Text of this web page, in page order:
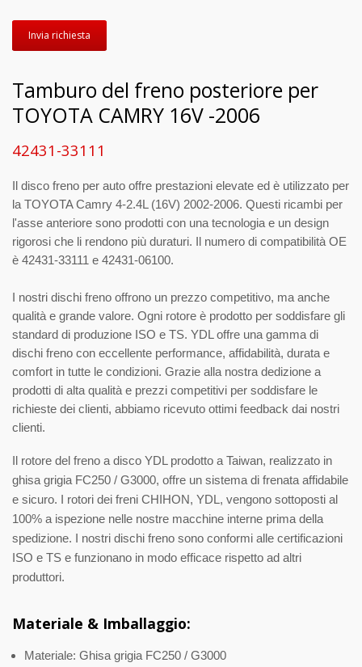
Invia richiesta
Tamburo del freno posteriore per
TOYOTA CAMRY 16V -2006
42431-33111
Il disco freno per auto offre prestazioni elevate ed è utilizzato per
la TOYOTA Camry 4-2.4L (16V) 2002-2006. Questi ricambi per
l'asse anteriore sono prodotti con una tecnologia e un design
rigorosi che li rendono più duraturi. Il numero di compatibilità OE
è 42431-33111 e 42431-06100.
I nostri dischi freno offrono un prezzo competitivo, ma anche
qualità e grande valore. Ogni rotore è prodotto per soddisfare gli
standard di produzione ISO e TS. YDL offre una gamma di
dischi freno con eccellente performance, affidabilità, durata e
comfort in tutte le condizioni. Grazie alla nostra dedizione a
prodotti di alta qualità e prezzi competitivi per soddisfare le
richieste dei clienti, abbiamo ricevuto ottimi feedback dai nostri
clienti.
Il rotore del freno a disco YDL prodotto a Taiwan, realizzato in
ghisa grigia FC250 / G3000, offre un sistema di frenata affidabile
e sicuro. I rotori dei freni CHIHON, YDL, vengono sottoposti al
100% a ispezione nelle nostre macchine interne prima della
spedizione. I nostri dischi freno sono conformi alle certificazioni
ISO e TS e funzionano in modo efficace rispetto ad altri
produttori.
Materiale & Imballaggio:
Materiale: Ghisa grigia FC250 / G3000